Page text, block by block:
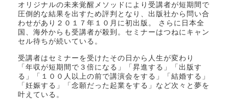
オリジナルの未来覚醒メソッドにより受講者が短期間で
圧倒的な結果を出すため評判となり、出版社から問い合
わせがあり２０１７年１０月に初出版。 さらに日本全
国、海外からも受講者が殺到。セミナーはつねにキャン
セル待ちが続いている。
受講者はセミナーを受けたその日から人生が変わり
「年収が短期間で３倍になる」「昇進する」「出版す
る」「１００人以上の前で講演会をする」「結婚する」
「妊娠する」「念願だった起業をする」など次々と夢を
叶えている。